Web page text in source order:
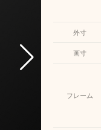
外寸
画寸
フレーム